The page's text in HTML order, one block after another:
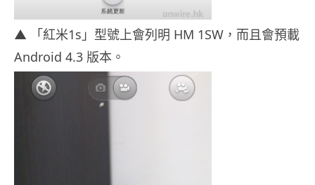
▲ 「紅米1s」型號上會列明 HM 1SW，而且會預載
Android 4.3 版本。